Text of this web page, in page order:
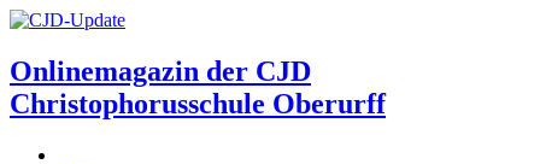
Onlinemagazin der CJD
Christophorusschule Oberurff